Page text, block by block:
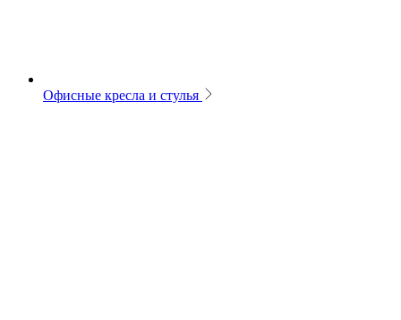
Офисные кресла и стулья